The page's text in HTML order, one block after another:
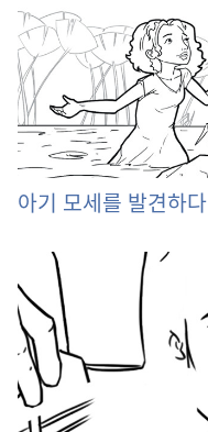
아기 모세를 발견하다